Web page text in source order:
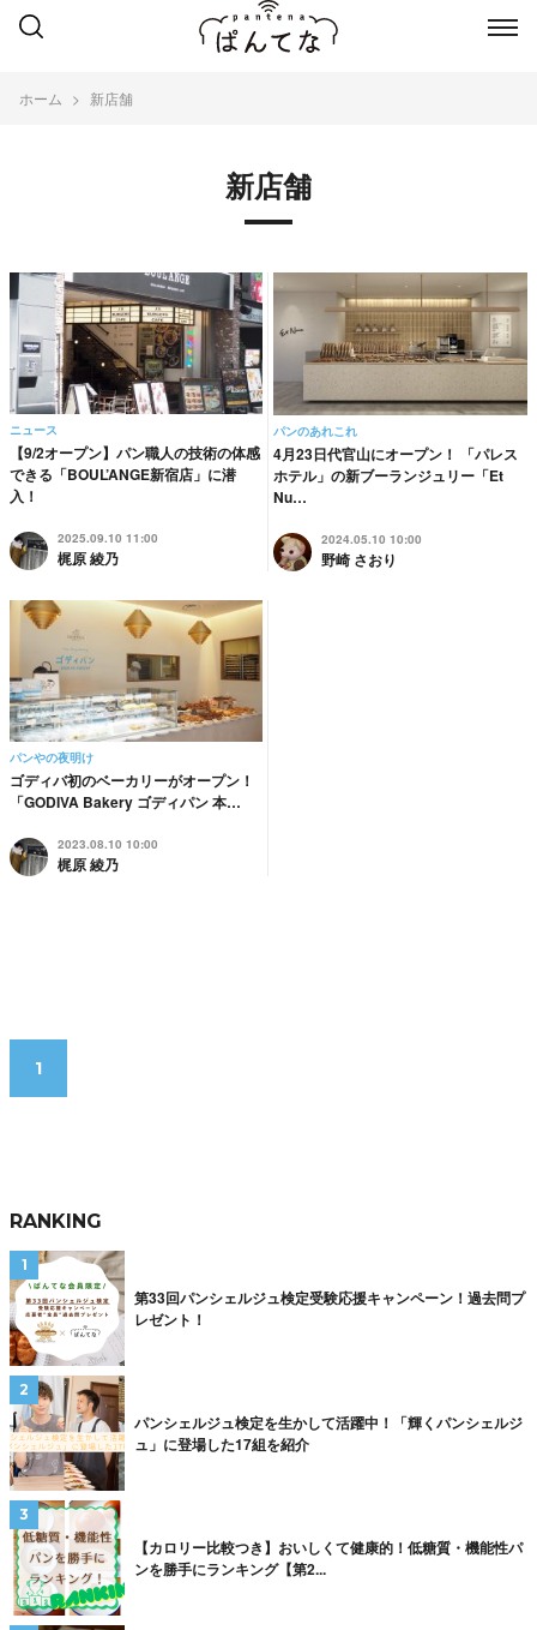
ホーム 新店舗
新店舗
ニュース
【9/2オープン】パン職人の技術の体感
できる「BOUL’ANGE新宿店」に潜
入！
2025.09.10 11:00
梶原 綾乃
パンのあれこれ
4月23日代官山にオープン！ 「パレス
ホテル」の新ブーランジュリー「Et
Nu…
2024.05.10 10:00
野崎 さおり
パンやの夜明け
ゴディバ初のベーカリーがオープン！
「GODIVA Bakery ゴディパン 本…
2023.08.10 10:00
梶原 綾乃
1
RANKING
第33回パンシェルジュ検定受験応援キャンペーン！過去問プ
レゼント！
パンシェルジュ検定を生かして活躍中！「輝くパンシェルジ
ュ」に登場した17組を紹介
【カロリー比較つき】おいしくて健康的！低糖質・機能性パ
ンを勝手にランキング【第2...